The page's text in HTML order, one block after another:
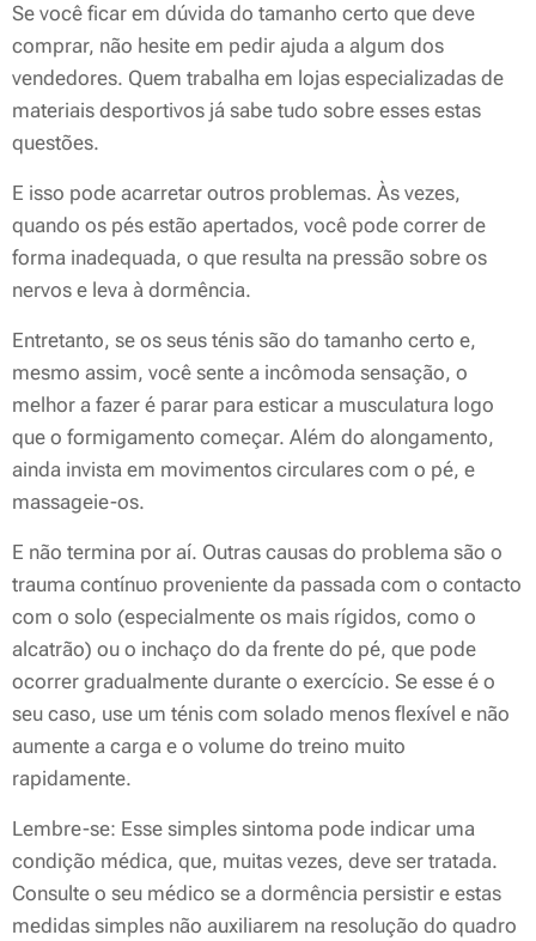
Se você ficar em dúvida do tamanho certo que deve
comprar, não hesite em pedir ajuda a algum dos
vendedores. Quem trabalha em lojas especializadas de
materiais desportivos já sabe tudo sobre esses estas
questões.
E isso pode acarretar outros problemas. Às vezes,
quando os pés estão apertados, você pode correr de
forma inadequada, o que resulta na pressão sobre os
nervos e leva à dormência.
Entretanto, se os seus ténis são do tamanho certo e,
mesmo assim, você sente a incômoda sensação, o
melhor a fazer é parar para esticar a musculatura logo
que o formigamento começar. Além do alongamento,
ainda invista em movimentos circulares com o pé, e
massageie-os.
E não termina por aí. Outras causas do problema são o
trauma contínuo proveniente da passada com o contacto
com o solo (especialmente os mais rígidos, como o
alcatrão) ou o inchaço do da frente do pé, que pode
ocorrer gradualmente durante o exercício. Se esse é o
seu caso, use um ténis com solado menos flexível e não
aumente a carga e o volume do treino muito
rapidamente.
Lembre-se: Esse simples sintoma pode indicar uma
condição médica, que, muitas vezes, deve ser tratada.
Consulte o seu médico se a dormência persistir e estas
medidas simples não auxiliarem na resolução do quadro